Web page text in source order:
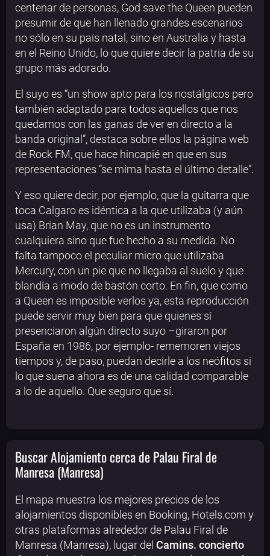
centenar de personas, God save the Queen pueden
presumir de que han llenado grandes escenarios
no sólo en su país natal, sino en Australia y hasta
en el Reino Unido, lo que quiere decir la patria de su
grupo más adorado.
El suyo es “un show apto para los nostálgicos pero
también adaptado para todos aquellos que nos
quedamos con las ganas de ver en directo a la
banda original”, destaca sobre ellos la página web
de Rock FM, que hace hincapié en que en sus
representaciones “se mima hasta el último detalle”.
Y eso quiere decir, por ejemplo, que la guitarra que
toca Calgaro es idéntica a la que utilizaba (y aún
usa) Brian May, que no es un instrumento
cualquiera sino que fue hecho a su medida. No
falta tampoco el peculiar micro que utilizaba
Mercury, con un pie que no llegaba al suelo y que
blandía a modo de bastón corto. En fin, que como
a Queen es imposible verlos ya, esta reproducción
puede servir muy bien para que quienes sí
presenciaron algún directo suyo –giraron por
España en 1986, por ejemplo- rememoren viejos
tiempos y, de paso, puedan decirle a los neófitos si
lo que suena ahora es de una calidad comparable
a lo de aquello. Que seguro que sí.
Buscar Alojamiento cerca de Palau Firal de
Manresa (Manresa)
El mapa muestra los mejores precios de los
alojamientos disponibles en Booking, Hotels.com y
otras plataformas alrededor de Palau Firal de
Manresa (Manresa), lugar del Camins. concierto